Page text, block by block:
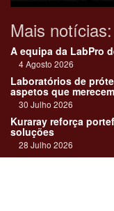
Mais notícias:
A equipa da LabPro
4 Agosto 2026
Laboratórios de
aspetos que
30 Julho 2026
Kuraray reforça
soluções
28 Julho 2026
"Devemos encarar